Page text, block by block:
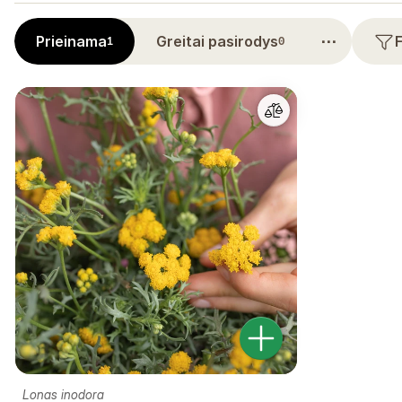
Prieinama1 Greitai pasirodys0 ⋯
Lonas inodora